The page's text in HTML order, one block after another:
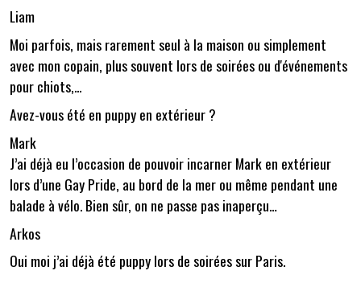
Liam
Moi parfois, mais rarement seul à la maison ou simplement
avec mon copain, plus souvent lors de soirées ou d'événements
pour chiots,...
Avez-vous été en puppy en extérieur ?
Mark
J’ai déjà eu l’occasion de pouvoir incarner Mark en extérieur
lors d’une Gay Pride, au bord de la mer ou même pendant une
balade à vélo. Bien sûr, on ne passe pas inaperçu…
Arkos
Oui moi j’ai déjà été puppy lors de soirées sur Paris.